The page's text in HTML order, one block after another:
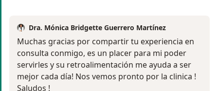
Dra. Mónica Bridgette Guerrero Martínez
Muchas gracias por compartir tu experiencia en
consulta conmigo, es un placer para mi poder
servirles y su retroalimentación me ayuda a ser
mejor cada día! Nos vemos pronto por la clinica !
Saludos !